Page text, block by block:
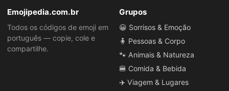
Emojipedia.com.br
Todos os códigos de emoji em
português — copie, cole e
compartilhe.
Grupos
😀 Sorrisos & Emoção
🧍 Pessoas & Corpo
🐾 Animais & Natureza
🍔 Comida & Bebida
✈️ Viagem & Lugares